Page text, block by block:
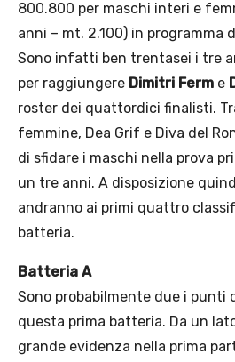
800.800 per maschi interi e
anni – mt. 2.100) in programma
Sono infatti ben trentasei i tre
per raggiungere Dimitri Ferm e
roster dei quattordici finalisti.
femmine, Dea Grif e Diva del
di sfidare i maschi nella prova
un tre anni. A disposizione
andranno ai primi quattro
batteria.
Batteria A
Sono probabilmente due i punti
questa prima batteria. Da un
grande evidenza nella prima